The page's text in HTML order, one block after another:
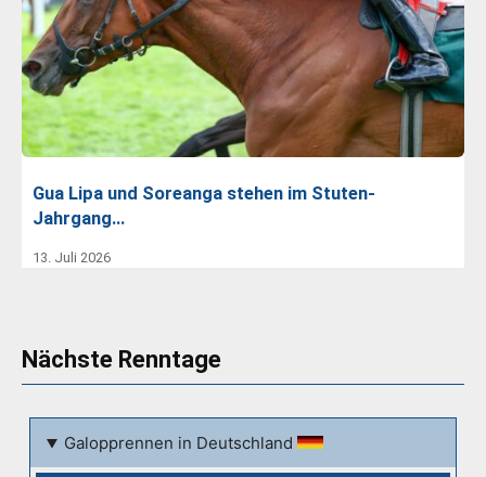
Gua Lipa und Soreanga stehen im Stuten-
Jahrgang…
13. Juli 2026
Nächste Renntage
Galopprennen in Deutschland